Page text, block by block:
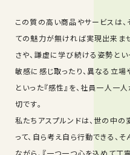
この質の高い商品やサービスは、
ての魅力が無ければ実現出来ま
さや、謙虚に学び続ける姿勢とい
敏感に感じ取ったり、異なる立場
といった『感性』を、社員一人一
切です。
私たちアスプルンドは、世の中
って、自ら考え自ら行動できる、